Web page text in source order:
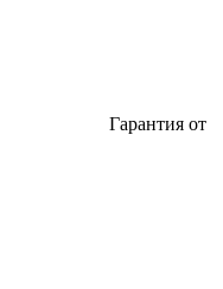
Гарантия от